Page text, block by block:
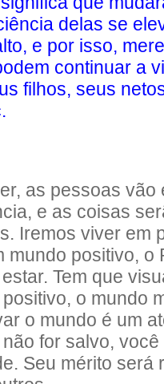
delas se
e por isso,
continuar a
filhos, seus
as pessoas vão
e as coisas
Iremos viver em
mundo positivo, o
Tem que
o mundo
o mundo é um
for salvo,
Seu mérito será